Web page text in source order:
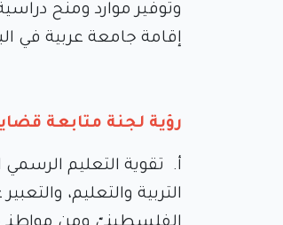
وتوفير موارد ومنح
إقامة جامعة عربية في
رؤية لجنة متابعة
أ‌. تقوية التعليم
التربية والتعليم،